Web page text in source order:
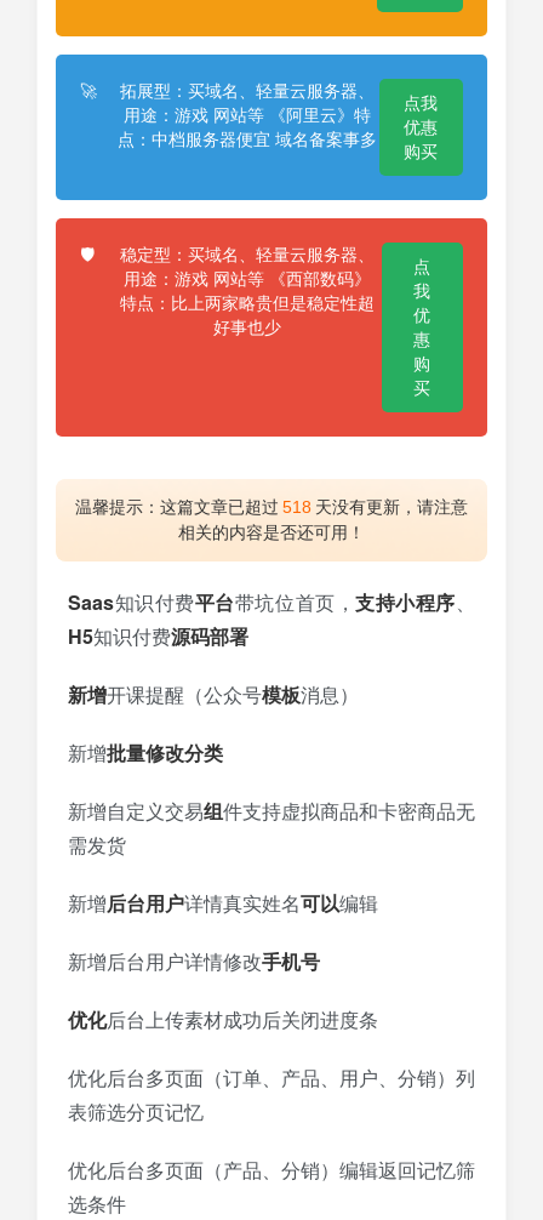
🚀
拓展型：买域名、轻量云服务器、
用途：游戏 网站等 《阿里云》特
点：中档服务器便宜 域名备案事多
点我
优惠
购买
🛡️
稳定型：买域名、轻量云服务器、
用途：游戏 网站等 《西部数码》
特点：比上两家略贵但是稳定性超
好事也少
点
我
优
惠
购
买
温馨提示：这篇文章已超过 518 天没有更新，请注意
相关的内容是否还可用！
Saas知识付费平台带坑位首页，支持小程序、
H5知识付费源码部署
新增开课提醒（公众号模板消息）
新增批量修改分类
新增自定义交易组件支持虚拟商品和卡密商品无
需发货
新增后台用户详情真实姓名可以编辑
新增后台用户详情修改手机号
优化后台上传素材成功后关闭进度条
优化后台多页面（订单、产品、用户、分销）列
表筛选分页记忆
优化后台多页面（产品、分销）编辑返回记忆筛
选条件